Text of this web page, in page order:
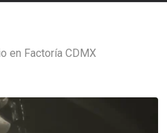
en Factoría CDMX